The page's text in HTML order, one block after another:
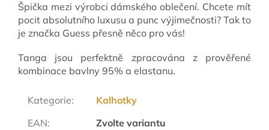
Špička mezi výrobci dámského oblečení. Chcete mít
pocit absolutního luxusu a punc výjimečnosti? Tak to
je značka Guess přesně něco pro vás!
Tanga jsou perfektně zpracována z prověřené
kombinace bavlny 95% a elastanu.
Kategorie:
Kalhotky
EAN:
Zvolte variantu